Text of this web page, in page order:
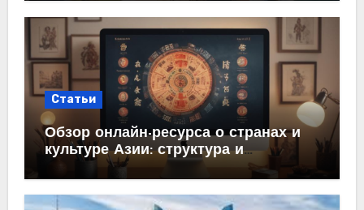
Статьи
Обзор онлайн-ресурса о странах и
культуре Азии: структура и
содержание